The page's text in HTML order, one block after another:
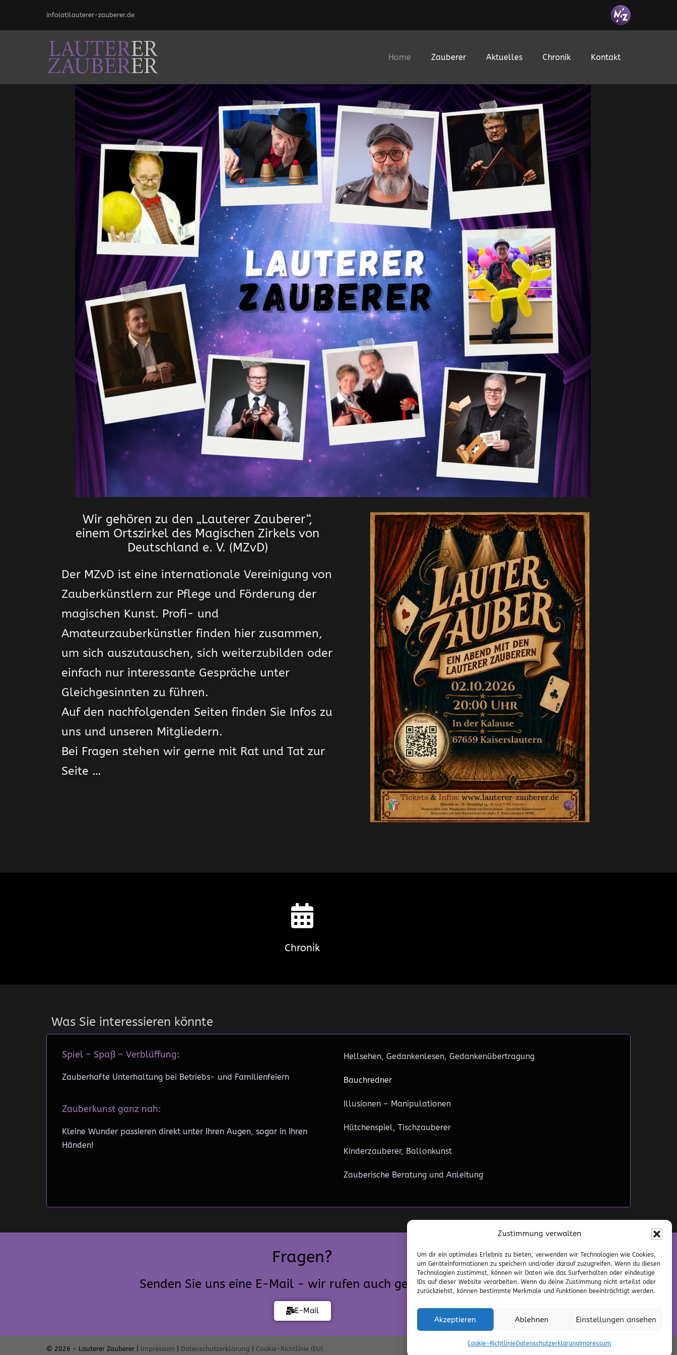
Zustimmung verwalten
Um dir ein optimales Erlebnis zu bieten, verwenden wir Technologien wie Cookies,
um Geräteinformationen zu speichern und/oder darauf zuzugreifen. Wenn du diesen
Technologien zustimmst, können wir Daten wie das Surfverhalten oder eindeutige
IDs auf dieser Website verarbeiten. Wenn du deine Zustimmung nicht erteilst oder
zurückziehst, können bestimmte Merkmale und Funktionen beeinträchtigt werden.
Akzeptieren Ablehnen Einstellungen ansehen
Cookie-Richtlinie Datenschutzerklärung Impressum
info(at)lauterer-zauberer.de
Home Zauberer Aktuelles Chronik Kontakt
Wir gehören zu den „Lauterer Zauberer“,
einem Ortszirkel des Magischen Zirkels von
Deutschland e. V. (MZvD)
Der MZvD ist eine internationale Vereinigung von
Zauberkünstlern zur Pflege und Förderung der
magischen Kunst. Profi- und
Amateurzauberkünstler finden hier zusammen,
um sich auszutauschen, sich weiterzubilden oder
einfach nur interessante Gespräche unter
Gleichgesinnten zu führen.
Auf den nachfolgenden Seiten finden Sie Infos zu
uns und unseren Mitgliedern.
Bei Fragen stehen wir gerne mit Rat und Tat zur
Seite …
Chronik
Was Sie interessieren könnte
Spiel – Spaß – Verblüffung:
Zauberhafte Unterhaltung bei Betriebs- und Familienfeiern
Zauberkunst ganz nah:
Kleine Wunder passieren direkt unter Ihren Augen, sogar in Ihren
Händen!
Hellsehen, Gedankenlesen, Gedankenübertragung
Bauchredner
Illusionen – Manipulationen
Hütchenspiel, Tischzauberer
Kinderzauberer, Ballonkunst
Zauberische Beratung und Anleitung
Fragen?
Senden Sie uns eine E-Mail - wir rufen auch gern zurück!
E-Mail
© 2026 - Lauterer Zauberer | Impressum Datenschutzerklärung Cookie-Richtlinie (EU) Design & Code bykreativ